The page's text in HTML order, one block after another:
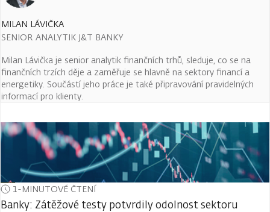
MILAN LÁVIČKA
SENIOR ANALYTIK J&T BANKY
Milan Lávička je senior analytik finančních trhů, sleduje, co se na
finančních trzích děje a zaměřuje se hlavně na sektory financí a
energetiky. Součástí jeho práce je také připravování pravidelných
informací pro klienty.
1-MINUTOVÉ ČTENÍ
Banky: Zátěžové testy potvrdily odolnost sektoru